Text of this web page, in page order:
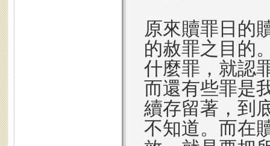
原來贖罪日的
的赦罪之目的
什麼罪，就認
而還有些罪是
續存留著，到
不知道。而在